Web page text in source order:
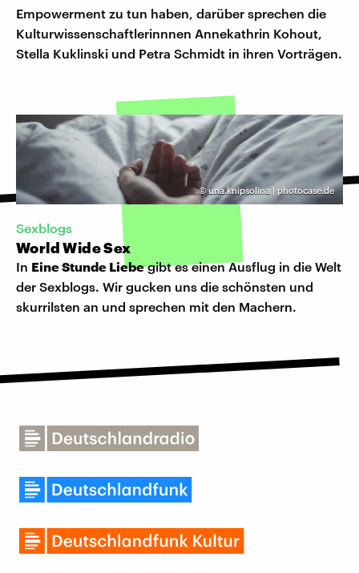
Empowerment zu tun haben, darüber sprechen die
Kulturwissenschaftlerinnnen Annekathrin Kohout,
Stella Kuklinski und Petra Schmidt in ihren Vorträgen.
©una.knipsolina | photocase.de
Sexblogs
World Wide Sex
In Eine Stunde Liebegibt es einen Ausflug in die Welt
der Sexblogs. Wir gucken uns die schönsten und
skurrilsten an und sprechen mit den Machern.